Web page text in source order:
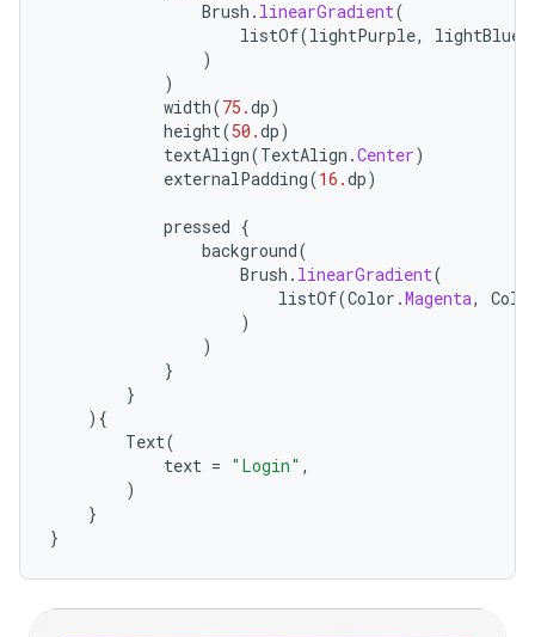
Brush . linearGradient(
listOf(lightPurple, lightBlue
)
)
width(75.dp)
height(50.dp)
textAlign(TextAlign .Center)
externalPadding(16.dp)
pressed {
background(
Brush . linearGradient(
listOf(Color .Magenta,
)
)
}
}
){
Text(
text = "Login" ,
)
}
}